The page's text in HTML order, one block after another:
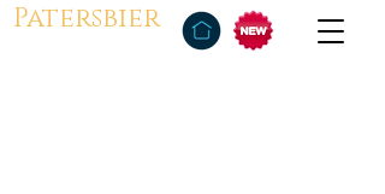
Patersbier